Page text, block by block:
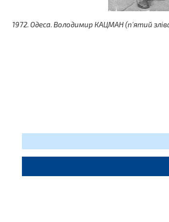
1972. Одеса. Володимир КАЦМАН (п'ятий